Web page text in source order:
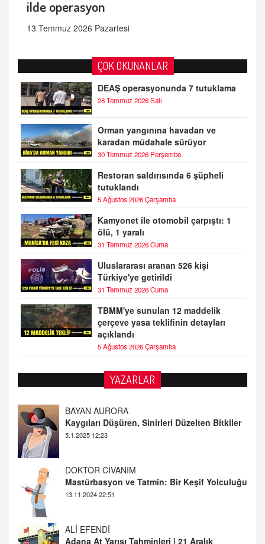
ilde operasyon
13 Temmuz 2026 Pazartesi
ÇOK OKUNANLAR
DEAŞ operasyonunda 7 tutuklama
28 Temmuz 2026 Salı
Orman yangınına havadan ve
karadan müdahale sürüyor
30 Temmuz 2026 Perşembe
Restoran saldırısında 6 şüpheli
tutuklandı
5 Ağustos 2026 Çarşamba
Kamyonet ile otomobil çarpıştı: 1
ölü, 1 yaralı
31 Temmuz 2026 Cuma
Uluslararası aranan 526 kişi
Türkiye'ye getirildi
31 Temmuz 2026 Cuma
TBMM'ye sunulan 12 maddelik
çerçeve yasa teklifinin detayları
açıklandı
5 Ağustos 2026 Çarşamba
YAZARLAR
BAYAN AURORA
Kaygıları Düşüren, Sinirleri Düzelten Bitkiler
DOKTOR CİVANIM
ALİ EFENDİ
20.12.2024 12:46